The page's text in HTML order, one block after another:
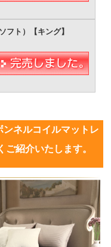
ンネルコイルマットレ
紹介いたします。